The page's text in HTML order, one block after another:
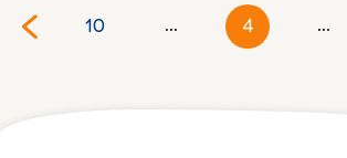
צנעת הפרט)
...
4
...
10